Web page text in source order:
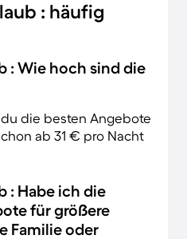
: häufig
: Wie hoch sind die
die besten Angebote
ab 31 € pro Nacht
: Habe ich die
für größere
Familie oder